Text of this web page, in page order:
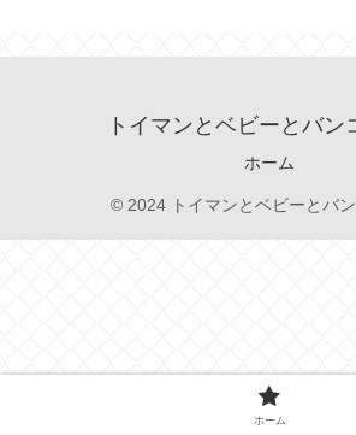
トイマンとベビーとバン
ホーム
© 2024 トイマンとベビーとバン
ホーム